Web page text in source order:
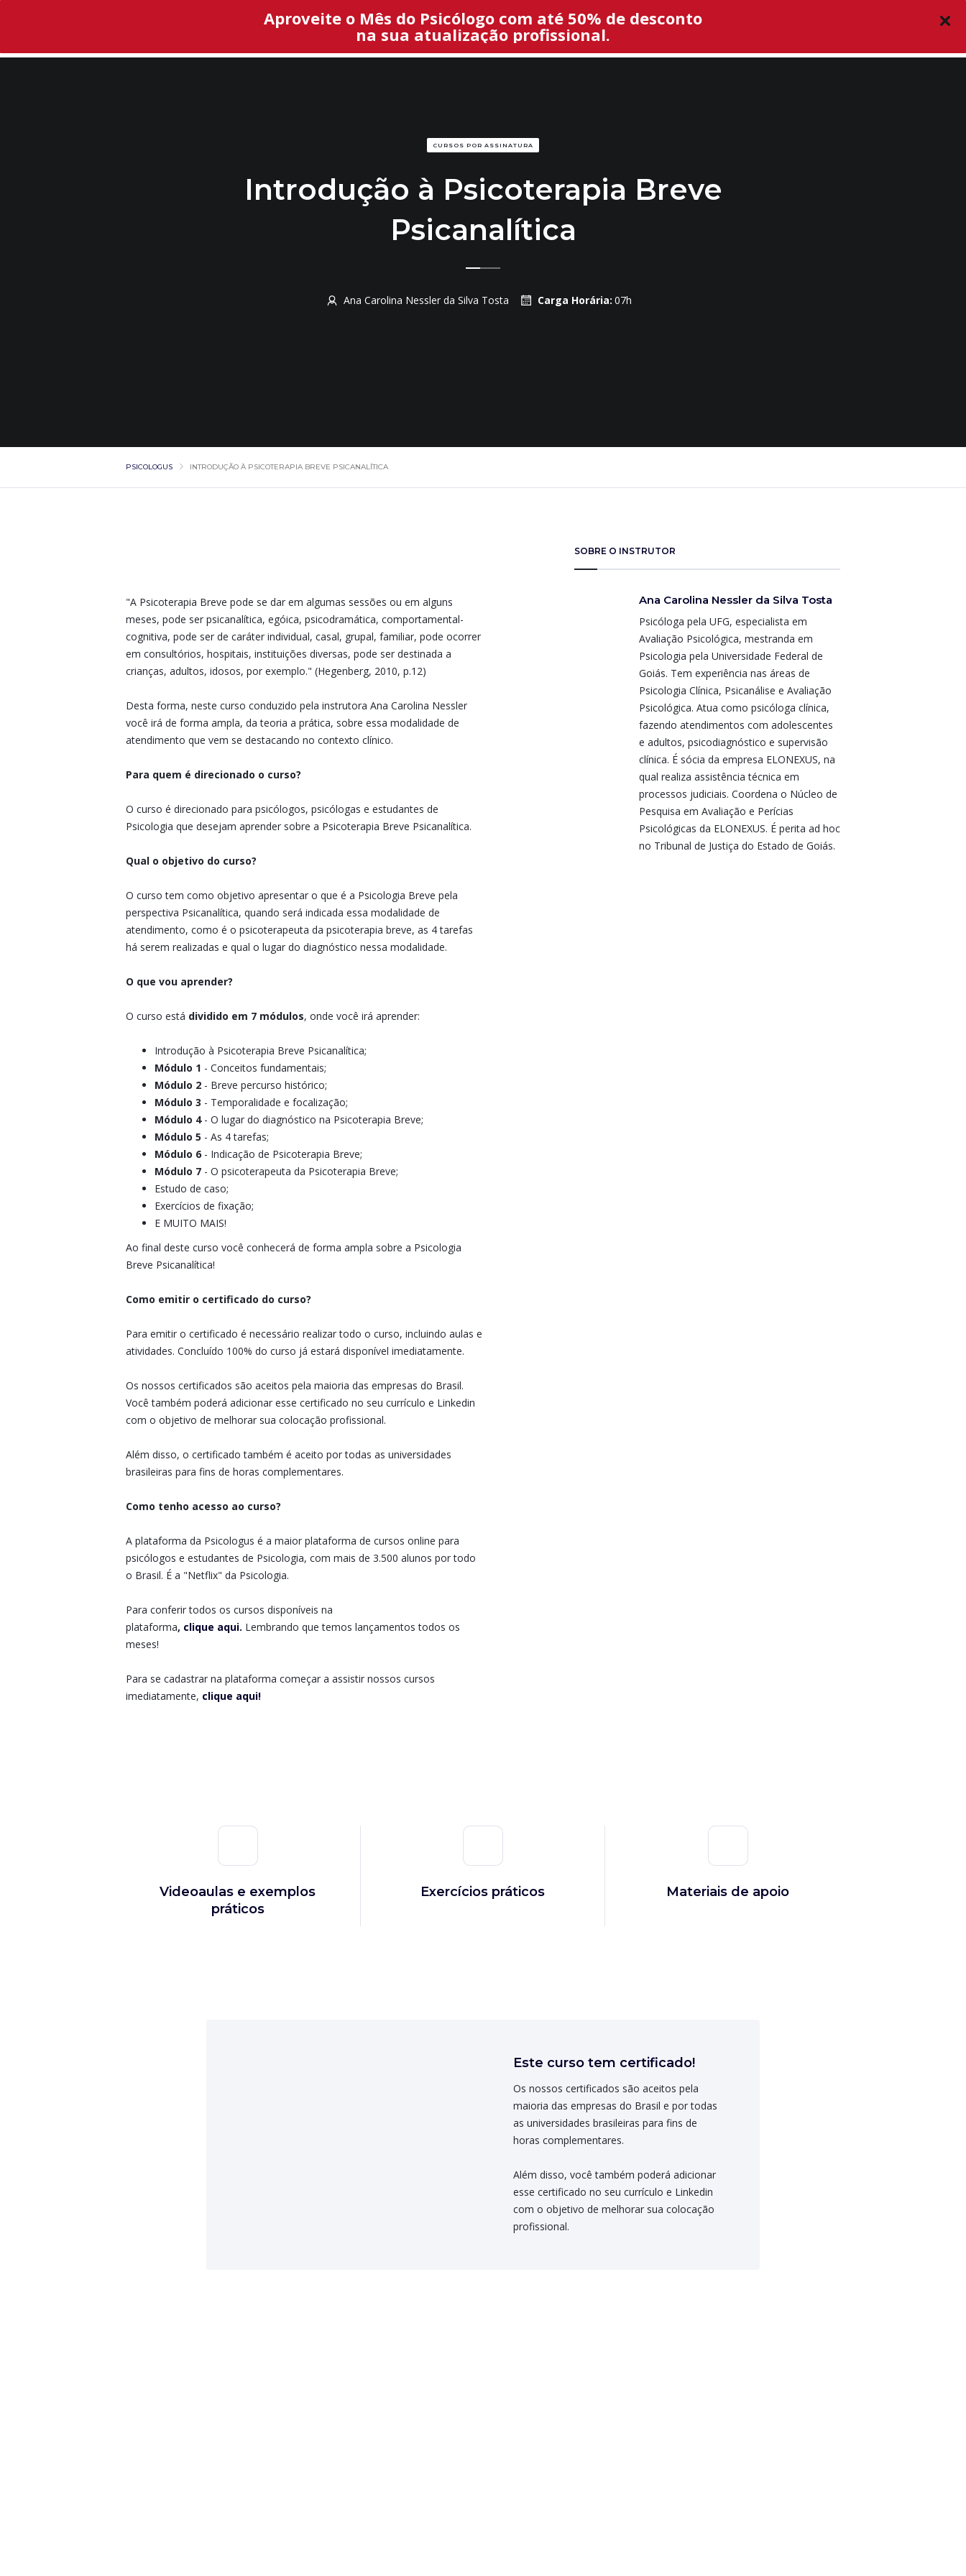
Aproveite o Mês do Psicólogo com até 50% de desconto
na sua atualização profissional.
HOME
CURSOS POR ASSINATURA
Introdução à Psicoterapia Breve
Psicanalítica
Ana Carolina Nessler da Silva Tosta Carga Horária: 07h
PSICOLOGUS INTRODUÇÃO À PSICOTERAPIA BREVE PSICANALÍTICA
"A Psicoterapia Breve pode se dar em algumas sessões ou em alguns
meses, pode ser psicanalítica, egóica, psicodramática, comportamental-
cognitiva, pode ser de caráter individual, casal, grupal, familiar, pode ocorrer
em consultórios, hospitais, instituições diversas, pode ser destinada a
crianças, adultos, idosos, por exemplo." (Hegenberg, 2010, p.12)
Desta forma, neste curso conduzido pela instrutora Ana Carolina Nessler
você irá de forma ampla, da teoria a prática, sobre essa modalidade de
atendimento que vem se destacando no contexto clínico.
Para quem é direcionado o curso?
O curso é direcionado para psicólogos, psicólogas e estudantes de
Psicologia que desejam aprender sobre a Psicoterapia Breve Psicanalítica.
Qual o objetivo do curso?
O curso tem como objetivo apresentar o que é a Psicologia Breve pela
perspectiva Psicanalítica, quando será indicada essa modalidade de
atendimento, como é o psicoterapeuta da psicoterapia breve, as 4 tarefas
há serem realizadas e qual o lugar do diagnóstico nessa modalidade.
O que vou aprender?
O curso está dividido em 7 módulos, onde você irá aprender:
Introdução à Psicoterapia Breve Psicanalítica;
Módulo 1 - Conceitos fundamentais;
Módulo 2 - Breve percurso histórico;
Módulo 3 - Temporalidade e focalização;
Módulo 4 - O lugar do diagnóstico na Psicoterapia Breve;
Módulo 5 - As 4 tarefas;
Módulo 6 - Indicação de Psicoterapia Breve;
Módulo 7 - O psicoterapeuta da Psicoterapia Breve;
Estudo de caso;
Exercícios de fixação;
E MUITO MAIS!
Ao final deste curso você conhecerá de forma ampla sobre a Psicologia
Breve Psicanalítica!
Como emitir o certificado do curso?
Para emitir o certificado é necessário realizar todo o curso, incluindo aulas e
atividades. Concluído 100% do curso já estará disponível imediatamente.
Os nossos certificados são aceitos pela maioria das empresas do Brasil.
Você também poderá adicionar esse certificado no seu currículo e Linkedin
com o objetivo de melhorar sua colocação profissional.
Além disso, o certificado também é aceito por todas as universidades
brasileiras para fins de horas complementares.
Como tenho acesso ao curso?
A plataforma da Psicologus é a maior plataforma de cursos online para
psicólogos e estudantes de Psicologia, com mais de 3.500 alunos por todo
o Brasil. É a "Netflix" da Psicologia.
Para conferir todos os cursos disponíveis na
plataforma, clique aqui. Lembrando que temos lançamentos todos os
meses!
Para se cadastrar na plataforma começar a assistir nossos cursos
imediatamente, clique aqui!
SOBRE O INSTRUTOR
Ana Carolina Nessler da Silva Tosta
Psicóloga pela UFG, especialista em
Avaliação Psicológica, mestranda em
Psicologia pela Universidade Federal de
Goiás. Tem experiência nas áreas de
Psicologia Clínica, Psicanálise e Avaliação
Psicológica. Atua como psicóloga clínica,
fazendo atendimentos com adolescentes
e adultos, psicodiagnóstico e supervisão
clínica. É sócia da empresa ELONEXUS, na
qual realiza assistência técnica em
processos judiciais. Coordena o Núcleo de
Pesquisa em Avaliação e Perícias
Psicológicas da ELONEXUS. É perita ad hoc
no Tribunal de Justiça do Estado de Goiás.
Videoaulas e exemplos
práticos
Exercícios práticos Materiais de apoio
Este curso tem certificado!
Os nossos certificados são aceitos pela
maioria das empresas do Brasil e por todas
as universidades brasileiras para fins de
horas complementares.
Além disso, você também poderá adicionar
esse certificado no seu currículo e Linkedin
com o objetivo de melhorar sua colocação
profissional.